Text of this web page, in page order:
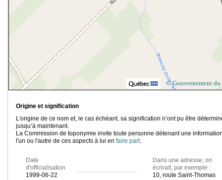
© Gouvernement du
Origine et signification
L'origine de ce nom et, le cas échéant, sa signification n’ont pu être
jusqu’à maintenant.
La Commission de toponymie invite toute personne détenant une
l'un ou l'autre de ces aspects à lui en faire part.
Date
d'officialisation
1999-06-22
Dans une adresse, on
écrirait, par exemple :
10, route Saint-Thomas